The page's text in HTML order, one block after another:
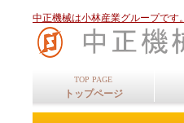
中正機械は小林産業グループです。
TOP PAGE
トップページ